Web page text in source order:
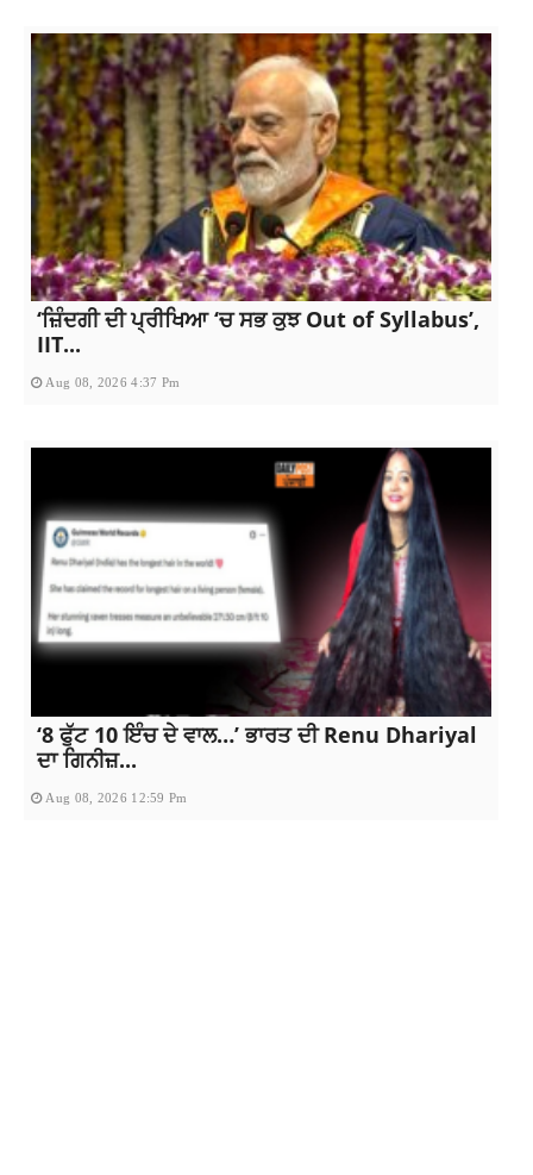
‘ਜ਼ਿੰਦਗੀ ਦੀ ਪ੍ਰੀਖਿਆ ‘ਚ ਸਭ ਕੁਝ Out of Syllabus’,
IIT...
Aug 08, 2026 4:37 Pm
‘8 ਫੁੱਟ 10 ਇੰਚ ਦੇ ਵਾਲ…’ ਭਾਰਤ ਦੀ Renu Dhariyal
ਦਾ ਗਿਨੀਜ਼...
Aug 08, 2026 12:59 Pm